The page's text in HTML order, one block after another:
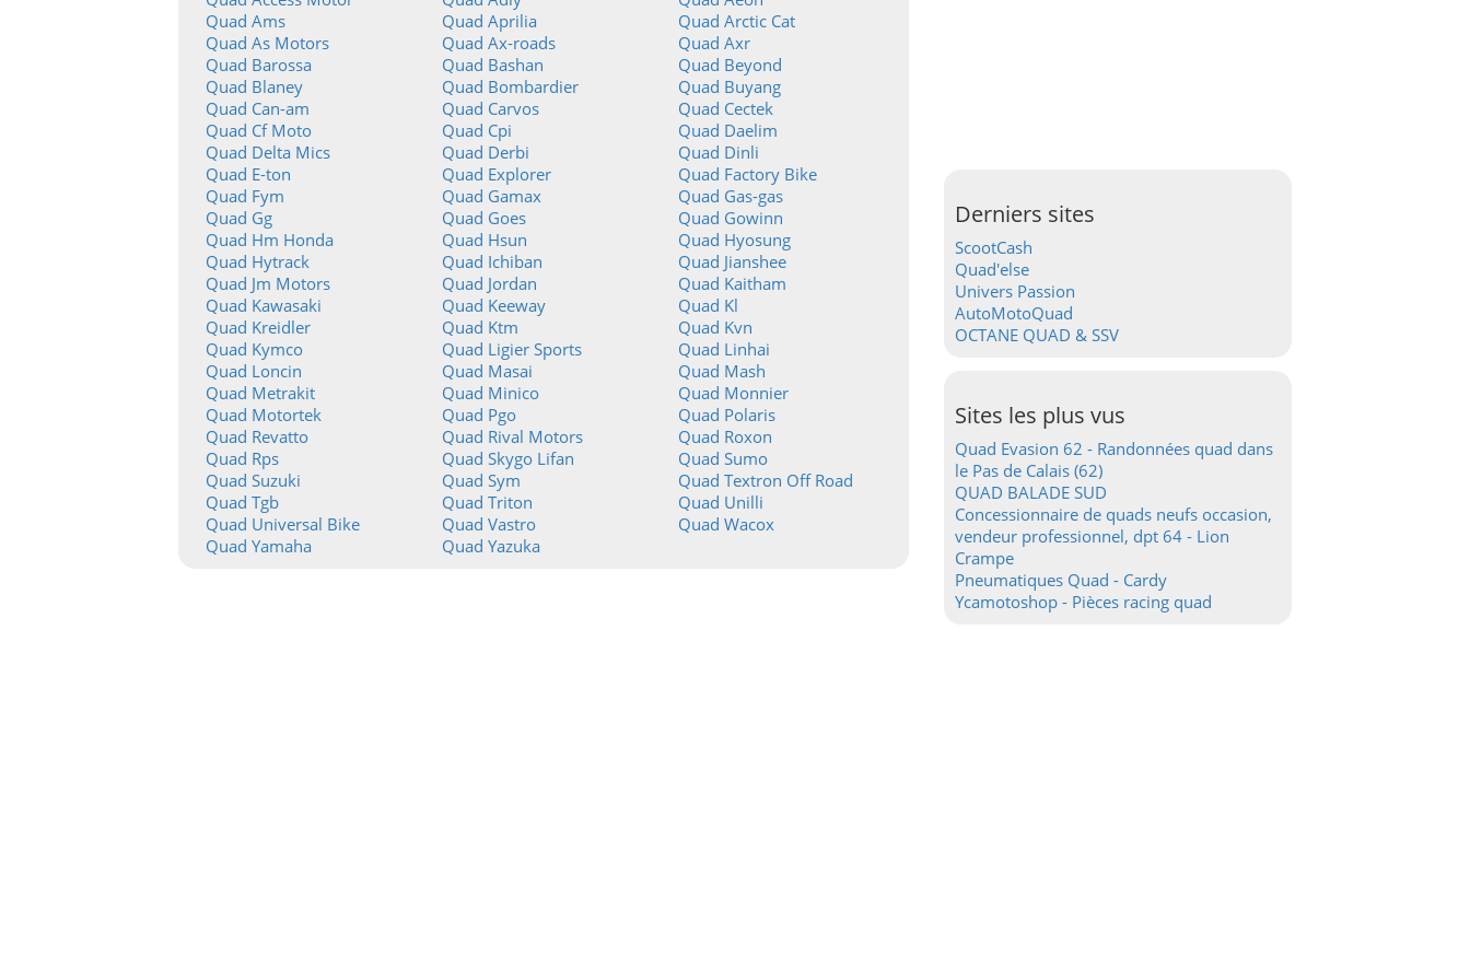
Quad Ams
Quad Aprilia
Quad Arctic Cat
Quad As Motors
Quad Ax-roads
Quad Axr
Quad Barossa
Quad Bashan
Quad Beyond
Quad Blaney
Quad Bombardier
Quad Buyang
Quad Can-am
Quad Carvos
Quad Cectek
Quad Cf Moto
Quad Cpi
Quad Daelim
Quad Delta Mics
Quad Derbi
Quad Dinli
Quad E-ton
Quad Explorer
Quad Factory Bike
Quad Fym
Quad Gamax
Quad Gas-gas
Quad Gg
Quad Goes
Quad Gowinn
Quad Hm Honda
Quad Hsun
Quad Hyosung
Quad Hytrack
Quad Ichiban
Quad Jianshee
Quad Jm Motors
Quad Jordan
Quad Kaitham
Quad Kawasaki
Quad Keeway
Quad Kl
Quad Kreidler
Quad Ktm
Quad Kvn
Quad Kymco
Quad Ligier Sports
Quad Linhai
Quad Loncin
Quad Masai
Quad Mash
Quad Metrakit
Quad Minico
Quad Monnier
Quad Motortek
Quad Pgo
Quad Polaris
Quad Revatto
Quad Rival Motors
Quad Roxon
Quad Rps
Quad Skygo Lifan
Quad Sumo
Quad Suzuki
Quad Sym
Quad Textron Off Road
Quad Tgb
Quad Triton
Quad Unilli
Quad Universal Bike
Quad Vastro
Quad Wacox
Quad Yamaha
Quad Yazuka
Derniers sites
ScootCash
Quad'else
Univers Passion
AutoMotoQuad
OCTANE QUAD & SSV
Sites les plus vus
Quad Evasion 62 - Randonnées quad dans
le Pas de Calais (62)
QUAD BALADE SUD
Concessionnaire de quads neufs occasion,
vendeur professionnel, dpt 64 - Lion
Crampe
Pneumatiques Quad - Cardy
Ycamotoshop - Pièces racing quad